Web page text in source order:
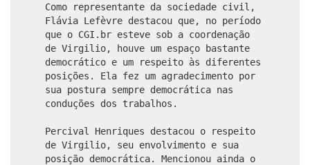
Como representante da sociedade civil,
Flávia Lefèvre destacou que, no período
que o CGI.br esteve sob a coordenação
de Virgilio, houve um espaço bastante
democrático e um respeito às diferentes
posições. Ela fez um agradecimento por
sua postura sempre democrática nas
conduções dos trabalhos.
Percival Henriques destacou o respeito
de Virgilio, seu envolvimento e sua
posição democrática. Mencionou ainda o